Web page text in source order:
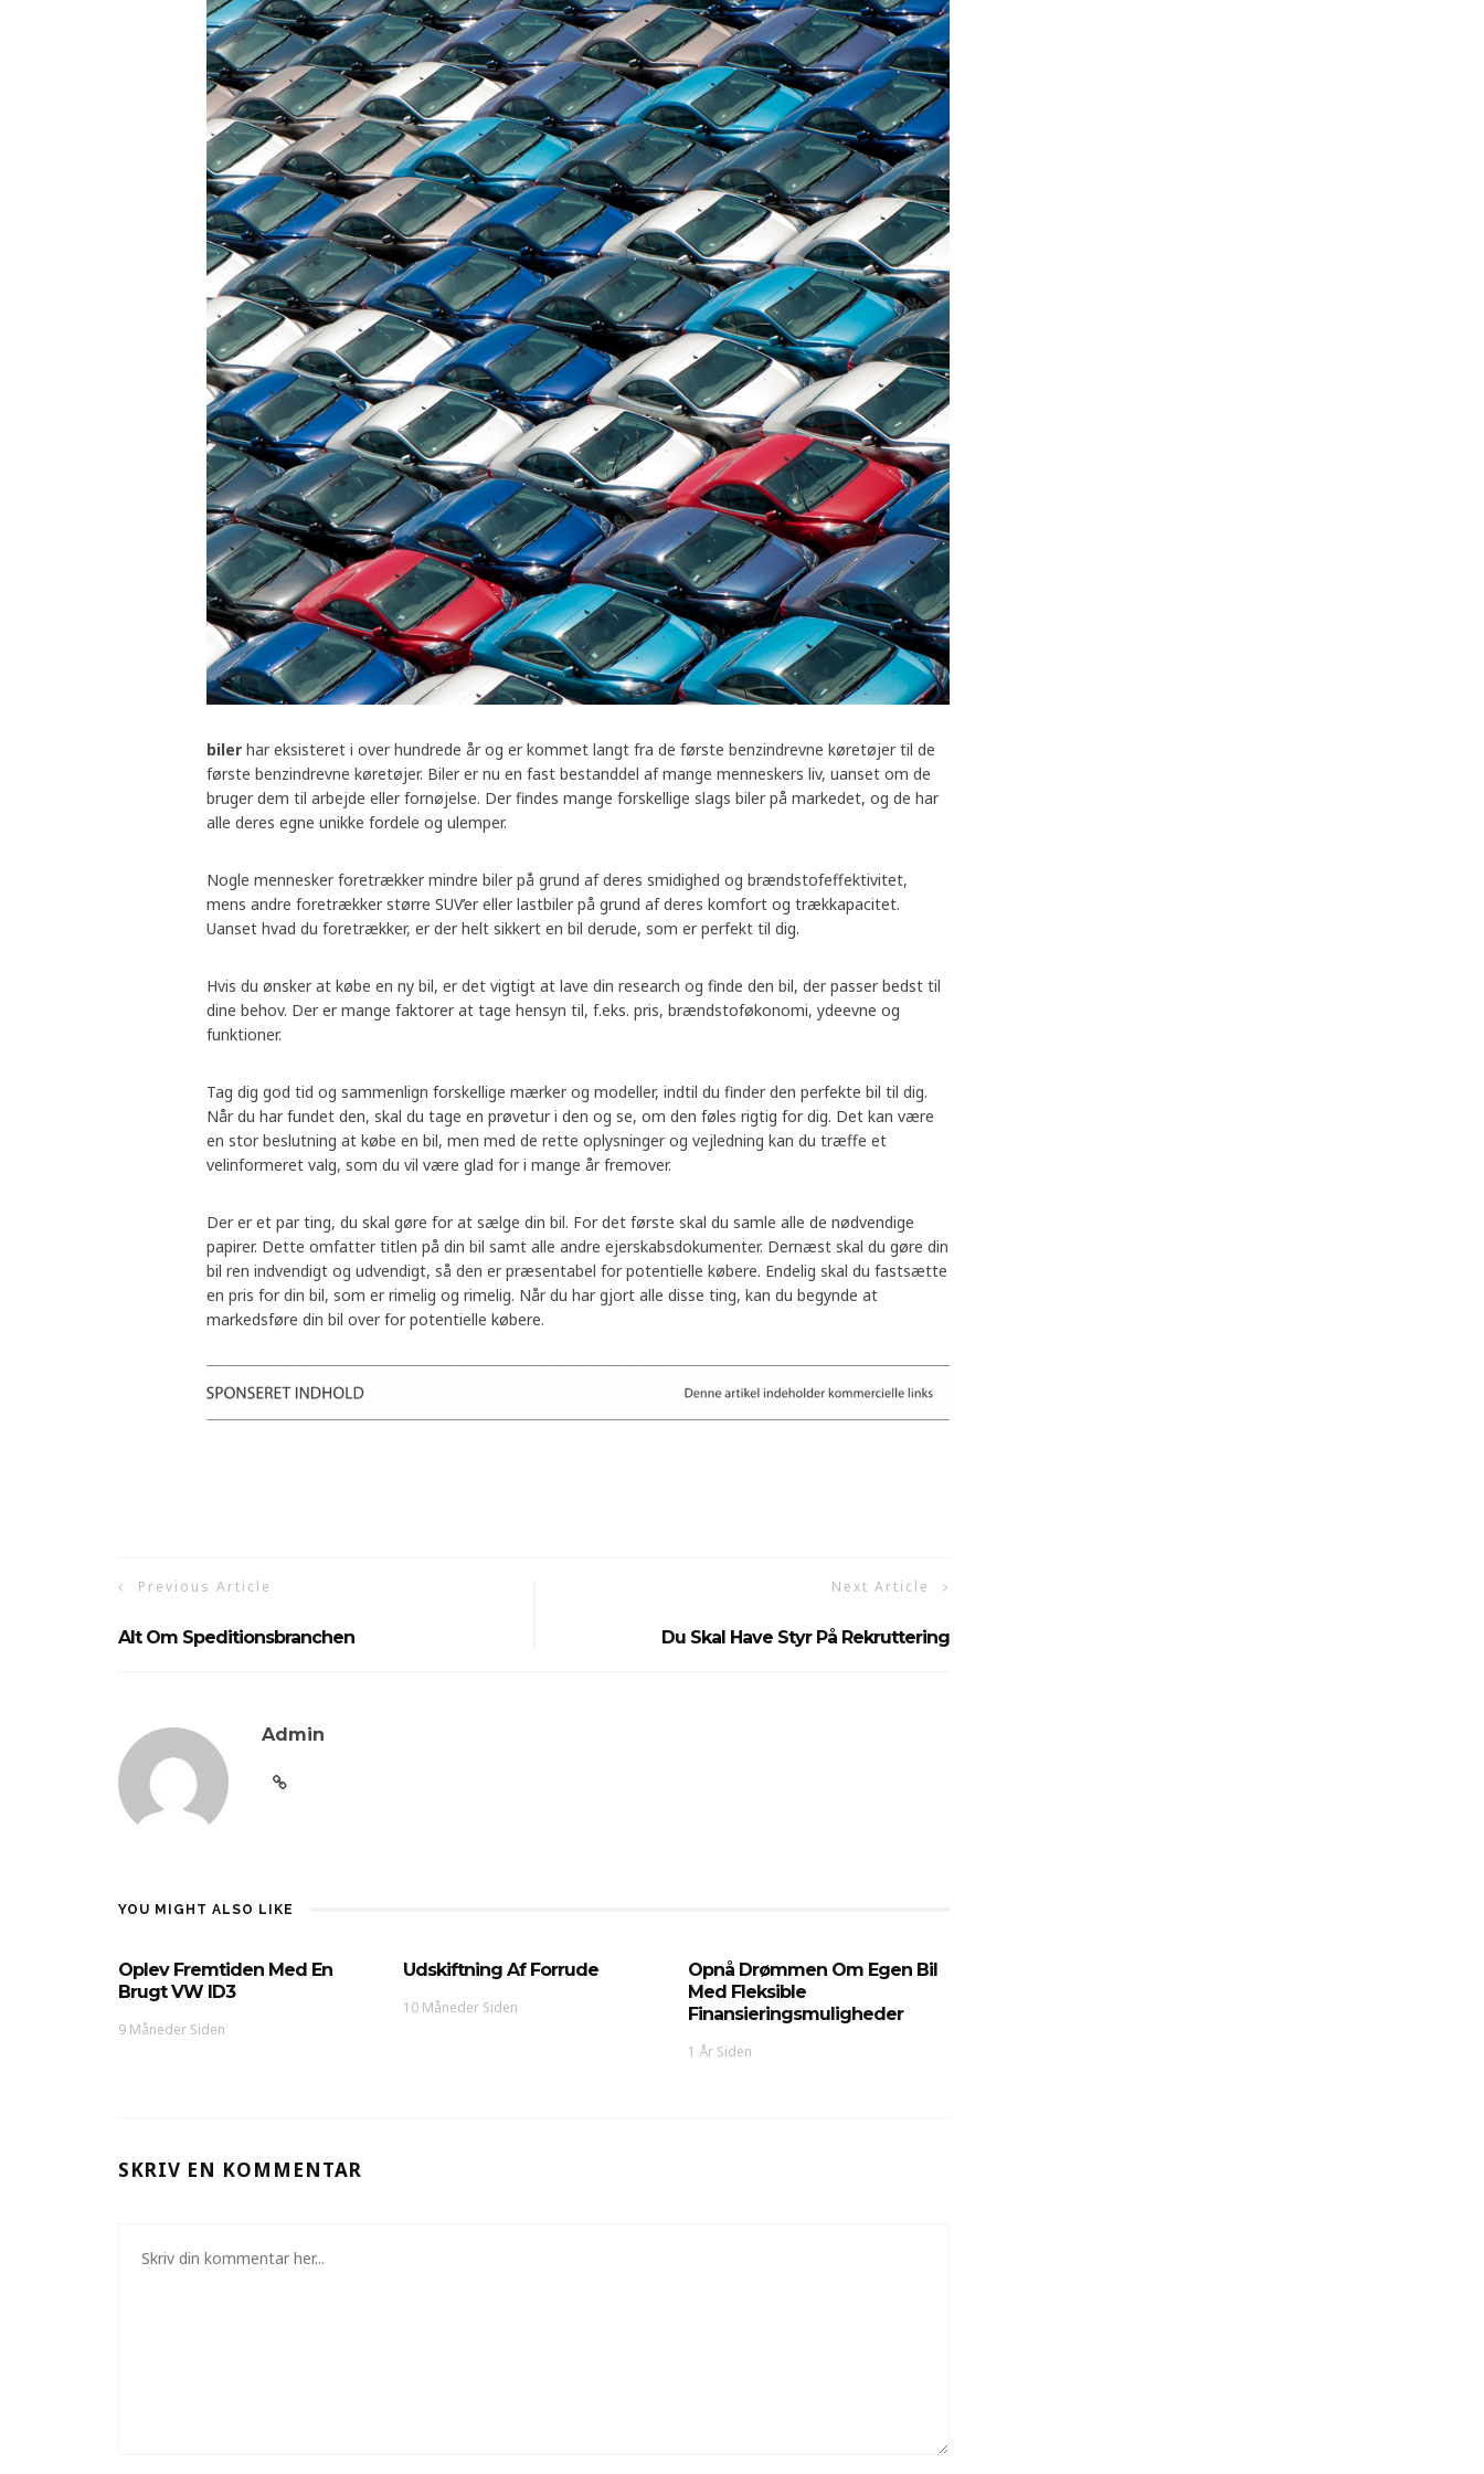
biler har eksisteret i over hundrede år og er kommet langt fra de første benzindrevne køretøjer til de
første benzindrevne køretøjer. Biler er nu en fast bestanddel af mange menneskers liv, uanset om de
bruger dem til arbejde eller fornøjelse. Der findes mange forskellige slags biler på markedet, og de har
alle deres egne unikke fordele og ulemper.
Nogle mennesker foretrækker mindre biler på grund af deres smidighed og brændstofeffektivitet,
mens andre foretrækker større SUV’er eller lastbiler på grund af deres komfort og trækkapacitet.
Uanset hvad du foretrækker, er der helt sikkert en bil derude, som er perfekt til dig.
Hvis du ønsker at købe en ny bil, er det vigtigt at lave din research og finde den bil, der passer bedst til
dine behov. Der er mange faktorer at tage hensyn til, f.eks. pris, brændstoføkonomi, ydeevne og
funktioner.
Tag dig god tid og sammenlign forskellige mærker og modeller, indtil du finder den perfekte bil til dig.
Når du har fundet den, skal du tage en prøvetur i den og se, om den føles rigtig for dig. Det kan være
en stor beslutning at købe en bil, men med de rette oplysninger og vejledning kan du træffe et
velinformeret valg, som du vil være glad for i mange år fremover.
Der er et par ting, du skal gøre for at sælge din bil. For det første skal du samle alle de nødvendige
papirer. Dette omfatter titlen på din bil samt alle andre ejerskabsdokumenter. Dernæst skal du gøre din
bil ren indvendigt og udvendigt, så den er præsentabel for potentielle købere. Endelig skal du fastsætte
en pris for din bil, som er rimelig og rimelig. Når du har gjort alle disse ting, kan du begynde at
markedsføre din bil over for potentielle købere.
Previous Article
Alt Om Speditionsbranchen
Next Article
Du Skal Have Styr På Rekruttering
Admin
YOU MIGHT ALSO LIKE
Oplev Fremtiden Med En
Brugt VW ID3
9 Måneder Siden
Udskiftning Af Forrude
10 Måneder Siden
Opnå Drømmen Om Egen Bil
Med Fleksible
Finansieringsmuligheder
1 År Siden
SKRIV EN KOMMENTAR